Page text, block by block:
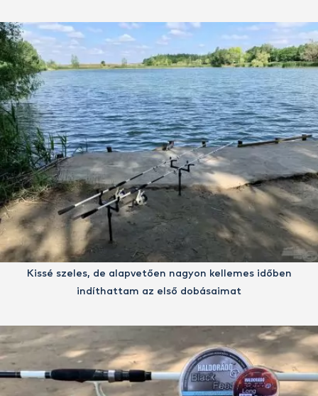
Kissé szeles, de alapvetően nagyon kellemes időben
indíthattam az első dobásaimat